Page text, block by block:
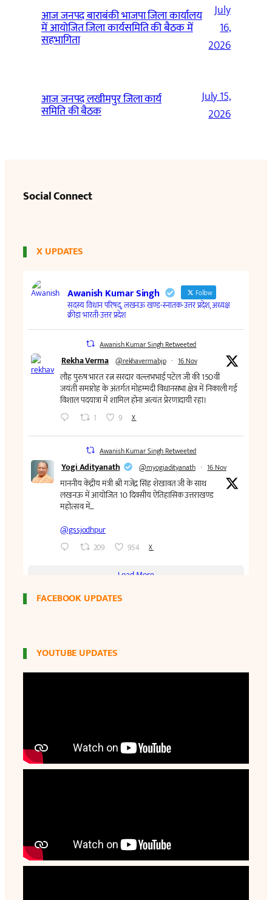
आज जनपद बाराबंकी भाजपा जिला कार्यालय
में आयोजित जिला कार्यसमिति की बैठक में
सहभागिता
July
16,
2026
आज जनपद लखीमपुर जिला कार्य
समिति की बैठक
July 15,
2026
Social Connect
X UPDATES
FACEBOOK UPDATES
YOUTUBE UPDATES